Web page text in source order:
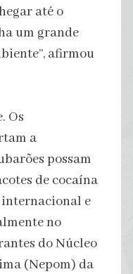
até o
um grande
afirmou
Os
a
possam
de cocaína
e
no
do Núcleo
(Nepom) da